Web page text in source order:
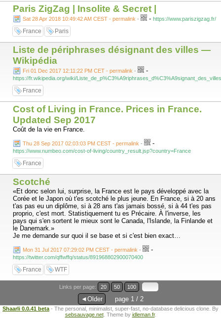
Paris ZigZag | Insolite & Secret |
Sat 28 Apr 2018 10:49:42 AM CEST - permalink - - https://www.pariszigzag.fr/
France Paris
Liste de périphrases désignant des villes —
Wikipédia
Fri 01 Dec 2017 12:11:22 PM CET - permalink - -
https://fr.wikipedia.org/wiki/Liste_de_p%C3%A9riphrases_d%C3%A9signant_des_villes
France
Cost of Living in France. Prices in France.
Updated Sep 2017
Coût de la vie en France.
Thu 28 Sep 2017 02:03:03 PM CEST - permalink - -
https://www.numbeo.com/cost-of-living/country_result.jsp?country=France
France
Scotché
«Et donc selon lui, surprise, la France est le pays développé avec la
Corée et le Japon où t'es scotché le plus jeune. En France, si à 20 ans
t'as pas eu un diplôme, si à 28 ans t'as jamais bossé, si à 44 t'es pas
proprio, c'est mort. Statistiquement tu es Précaire. À l'inverse, les
pays qui s'en sortent le mieux sont le Canada, l'Islande, la Finlande et
le Danemark.»
Je me demande sur quoi il se base et si c'est bien exact…
Mon 31 Jul 2017 07:29:02 PM CEST - permalink - -
https://twitter.com/qffwffq/status/891968802900070400
France WTF
Links per page: 20 50 100
◄Older page 1 / 2
Shaarli 0.0.41 beta - The personal, minimalist, super-fast, no-database delicious clone. By
sebsauvage.net. Theme by idleman.fr.